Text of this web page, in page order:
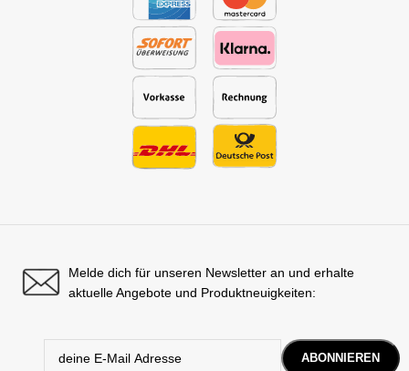
Melde dich für unseren Newsletter an und erhalte
aktuelle Angebote und Produktneuigkeiten: